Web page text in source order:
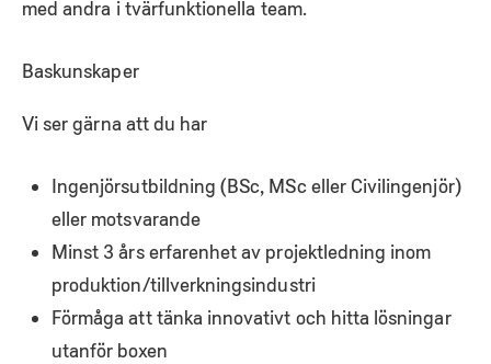
med andra i tvärfunktionella team.
Baskunskaper
Vi ser gärna att du har
Ingenjörsutbildning (BSc, MSc eller Civilingenjör)
eller motsvarande
Minst 3 års erfarenhet av projektledning inom
produktion/tillverkningsindustri
Förmåga att tänka innovativt och hitta lösningar
utanför boxen